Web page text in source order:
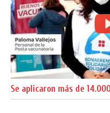
Se aplicaron más de